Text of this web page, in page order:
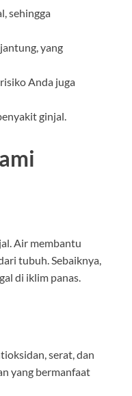
sehingga
yang
Anda juga
ginjal.
Air membantu
tubuh. Sebaiknya,
di iklim panas.
serat, dan
yang bermanfaat